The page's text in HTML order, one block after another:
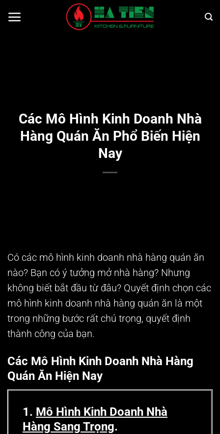
qua
Các Mô Hình Kinh Doanh Nhà
Hàng Quán Ăn Phổ Biến Hiện
Nay
Có các mô hình kinh doanh nhà hàng quán ăn
nào? Bạn có ý tưởng mở nhà hàng? Nhưng
không biết bắt đầu từ đâu? Quyết định chọn các
mô hình kinh doanh nhà hàng quán ăn là một
trong những bước rất chú trọng, quyết định
thành công của bạn.
Các Mô Hình Kinh Doanh Nhà Hàng
Quán Ăn Hiện Nay
1. Mô Hình Kinh Doanh Nhà
Hàng Sang Trọng.